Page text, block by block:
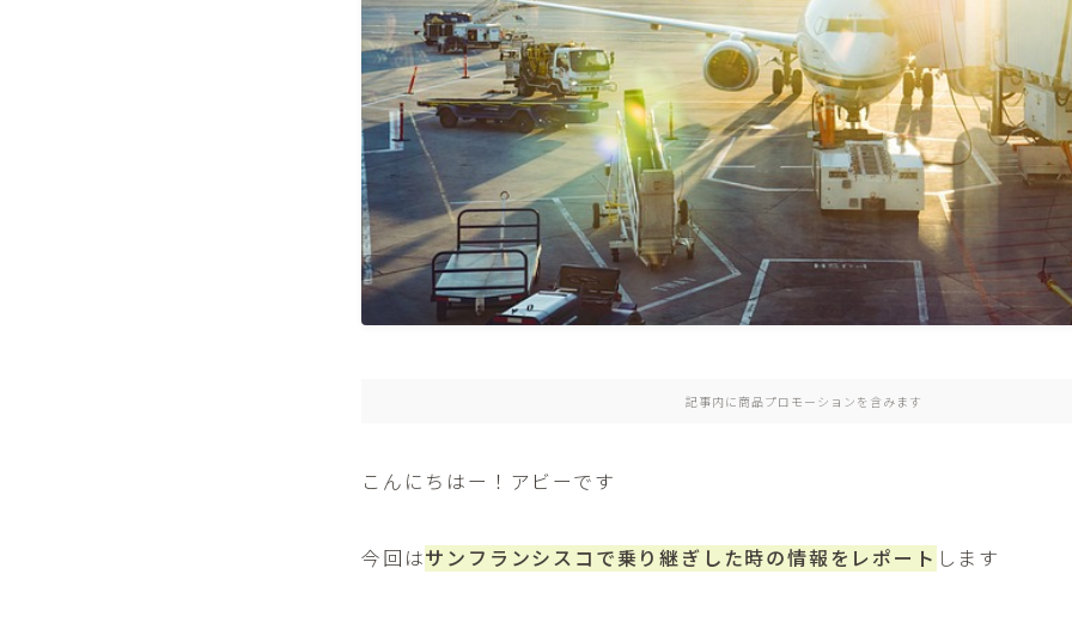
記事内に商品プロモーションを含みます
こんにちはー！アビーです
今回はサンフランシスコで乗り継ぎした時の情報をレポート します